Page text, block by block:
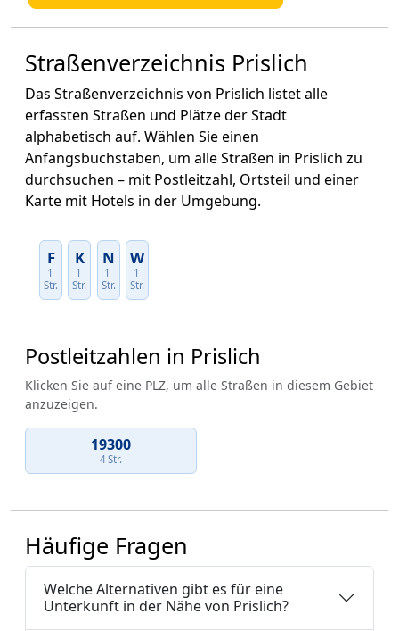
Straßenverzeichnis Prislich
Das Straßenverzeichnis von Prislich listet alle
erfassten Straßen und Plätze der Stadt
alphabetisch auf. Wählen Sie einen
Anfangsbuchstaben, um alle Straßen in Prislich zu
durchsuchen – mit Postleitzahl, Ortsteil und einer
Karte mit Hotels in der Umgebung.
F
1
Str.
K
1
Str.
N
1
Str.
W
1
Str.
Postleitzahlen in Prislich
Klicken Sie auf eine PLZ, um alle Straßen in diesem Gebiet
anzuzeigen.
19300
4 Str.
Häufige Fragen
Welche Alternativen gibt es für eine
Unterkunft in der Nähe von Prislich?